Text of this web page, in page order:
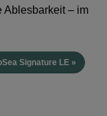
Ablesbarkeit – im
Signature LE »